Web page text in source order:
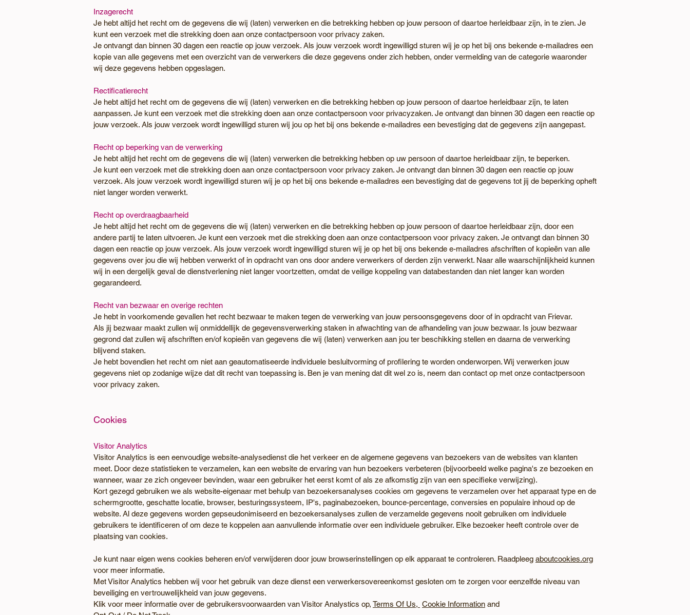
Inzagerecht
Je hebt altijd het recht om de gegevens die wij (laten) verwerken en die betrekking hebben op jouw persoon of daartoe herleidbaar zijn, in te zien. Je
kunt een verzoek met die strekking doen aan onze contactpersoon voor privacy zaken.
Je ontvangt dan binnen 30 dagen een reactie op jouw verzoek. Als jouw verzoek wordt ingewilligd sturen wij je op het bij ons bekende e-mailadres een
kopie van alle gegevens met een overzicht van de verwerkers die deze gegevens onder zich hebben, onder vermelding van de categorie waaronder
wij deze gegevens hebben opgeslagen.
Rectificatierecht
Je hebt altijd het recht om de gegevens die wij (laten) verwerken en die betrekking hebben op jouw persoon of daartoe herleidbaar zijn, te laten
aanpassen. Je kunt een verzoek met die strekking doen aan onze contactpersoon voor privacyzaken. Je ontvangt dan binnen 30 dagen een reactie op
jouw verzoek. Als jouw verzoek wordt ingewilligd sturen wij jou op het bij ons bekende e-mailadres een bevestiging dat de gegevens zijn aangepast.
Recht op beperking van de verwerking
Je hebt altijd het recht om de gegevens die wij (laten) verwerken die betrekking hebben op uw persoon of daartoe herleidbaar zijn, te beperken.
Je kunt een verzoek met die strekking doen aan onze contactpersoon voor privacy zaken. Je ontvangt dan binnen 30 dagen een reactie op jouw
verzoek. Als jouw verzoek wordt ingewilligd sturen wij je op het bij ons bekende e-mailadres een bevestiging dat de gegevens tot jij de beperking opheft
niet langer worden verwerkt.
Recht op overdraagbaarheid
Je hebt altijd het recht om de gegevens die wij (laten) verwerken en die betrekking hebben op jouw persoon of daartoe herleidbaar zijn, door een
andere partij te laten uitvoeren. Je kunt een verzoek met die strekking doen aan onze contactpersoon voor privacy zaken. Je ontvangt dan binnen 30
dagen een reactie op jouw verzoek. Als jouw verzoek wordt ingewilligd sturen wij je op het bij ons bekende e-mailadres afschriften of kopieën van alle
gegevens over jou die wij hebben verwerkt of in opdracht van ons door andere verwerkers of derden zijn verwerkt. Naar alle waarschijnlijkheid kunnen
wij in een dergelijk geval de dienstverlening niet langer voortzetten, omdat de veilige koppeling van databestanden dan niet langer kan worden
gegarandeerd.
Recht van bezwaar en overige rechten
Je hebt in voorkomende gevallen het recht bezwaar te maken tegen de verwerking van jouw persoonsgegevens door of in opdracht van Frievar.
Als jij bezwaar maakt zullen wij onmiddellijk de gegevensverwerking staken in afwachting van de afhandeling van jouw bezwaar. Is jouw bezwaar
gegrond dat zullen wij afschriften en/of kopieën van gegevens die wij (laten) verwerken aan jou ter beschikking stellen en daarna de verwerking
blijvend staken.
Je hebt bovendien het recht om niet aan geautomatiseerde individuele besluitvorming of profilering te worden onderworpen. Wij verwerken jouw
gegevens niet op zodanige wijze dat dit recht van toepassing is. Ben je van mening dat dit wel zo is, neem dan contact op met onze contactpersoon
voor privacy zaken.
Cookies
Visitor Analytics
Visitor Analytics is een eenvoudige website-analysedienst die het verkeer en de algemene gegevens van bezoekers van de websites van klanten
meet. Door deze statistieken te verzamelen, kan een website de ervaring van hun bezoekers verbeteren (bijvoorbeeld welke pagina's ze bezoeken en
wanneer, waar ze zich ongeveer bevinden, waar een gebruiker het eerst komt of als ze afkomstig zijn van een specifieke verwijzing).
Kort gezegd gebruiken we als website-eigenaar met behulp van bezoekersanalyses cookies om gegevens te verzamelen over het apparaat type en de
schermgrootte, geschatte locatie, browser, besturingssysteem, IP's, paginabezoeken, bounce-percentage, conversies en populaire inhoud op de
website. Al deze gegevens worden gepseudonimiseerd en bezoekersanalyses zullen de verzamelde gegevens nooit gebruiken om individuele
gebruikers te identificeren of om deze te koppelen aan aanvullende informatie over een individuele gebruiker. Elke bezoeker heeft controle over de
plaatsing van cookies.
Je kunt naar eigen wens cookies beheren en/of verwijderen door jouw browserinstellingen op elk apparaat te controleren. Raadpleeg aboutcookies.org
voor meer informatie.
Met Visitor Analytics hebben wij voor het gebruik van deze dienst een verwerkersovereenkomst gesloten om te zorgen voor eenzelfde niveau van
beveiliging en vertrouwelijkheid van jouw gegevens.
Klik voor meer informatie over de gebruikersvoorwaarden van Visitor Analystics op, Terms Of Us, Cookie Information and